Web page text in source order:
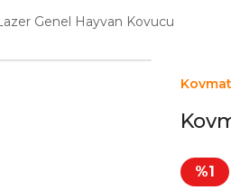
Genel Hayvan Kovucu
%1